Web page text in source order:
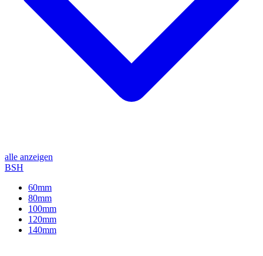
alle anzeigen
BSH
60mm
80mm
100mm
120mm
140mm